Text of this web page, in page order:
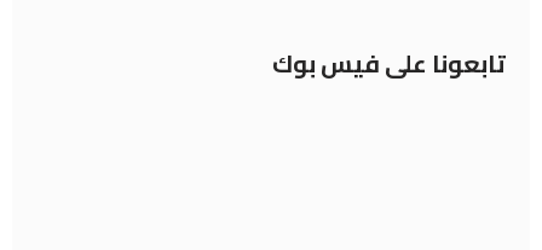
تابعونا على فيس بوك